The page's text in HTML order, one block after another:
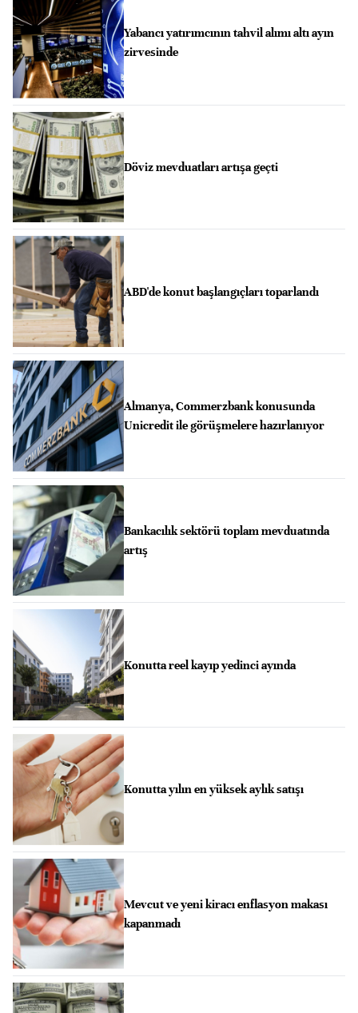
Yabancı yatırımcının tahvil alımı altı ayın
zirvesinde
Döviz mevduatları artışa geçti
ABD'de konut başlangıçları toparlandı
Almanya, Commerzbank konusunda
Unicredit ile görüşmelere hazırlanıyor
Bankacılık sektörü toplam mevduatında
artış
Konutta reel kayıp yedinci ayında
Konutta yılın en yüksek aylık satışı
Mevcut ve yeni kiracı enflasyon makası
kapanmadı